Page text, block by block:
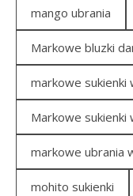
mango ubrania
Markowe bluzki
markowe sukienki
Markowe sukienki
markowe ubrania
mohito sukienki